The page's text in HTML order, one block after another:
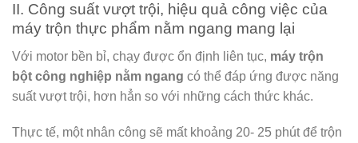
II. Công suất vượt trội, hiệu quả công việc của
máy trộn thực phẩm nằm ngang mang lại
Với motor bền bỉ, chạy được ổn định liên tục, máy trộn
bột công nghiệp nằm ngang có thể đáp ứng được năng
suất vượt trội, hơn hẳn so với những cách thức khác.
Thực tế, một nhân công sẽ mất khoảng 20- 25 phút để trộn